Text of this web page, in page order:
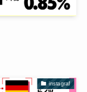
instagraf